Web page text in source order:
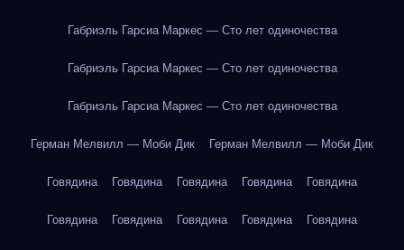
Габриэль Гарсиа Маркес — Сто лет одиночества
Габриэль Гарсиа Маркес — Сто лет одиночества
Габриэль Гарсиа Маркес — Сто лет одиночества
Герман Мелвилл — Моби Дик Герман Мелвилл — Моби Дик
Говядина Говядина Говядина Говядина Говядина
Говядина Говядина Говядина Говядина Говядина